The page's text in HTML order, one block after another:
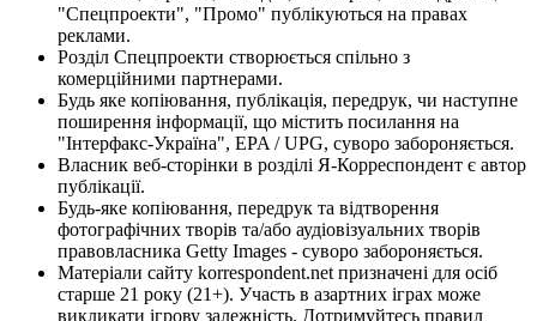
"Спецпроекти", "Промо" публікуються на правах
реклами.
Розділ Спецпроекти створюється спільно з
комерційними партнерами.
Будь яке копіювання, публікація, передрук, чи наступне
поширення інформації, що містить посилання на
"Інтерфакс-Україна", EPA / UPG, суворо забороняється.
Власник веб-сторінки в розділі Я-Корреспондент є автор
публікації.
Будь-яке копіювання, передрук та відтворення
фотографічних творів та/або аудіовізуальних творів
правовласника Getty Images - суворо забороняється.
Матеріали сайту korrespondent.net призначені для осіб
старше 21 року (21+). Участь в азартних іграх може
викликати ігрову залежність. Дотримуйтесь правил